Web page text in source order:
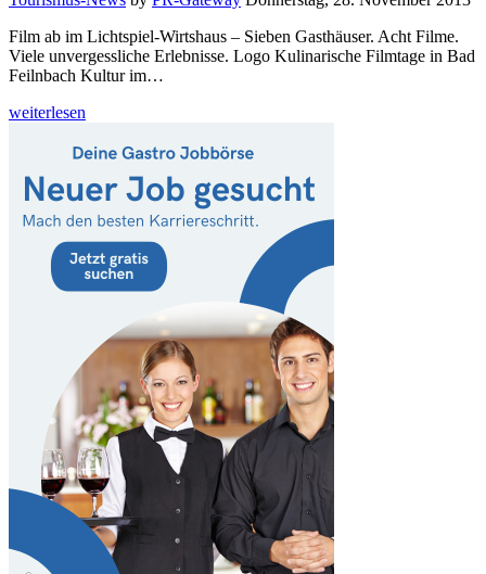
Film ab im Lichtspiel-Wirtshaus – Sieben Gasthäuser. Acht Filme.
Viele unvergessliche Erlebnisse. Logo Kulinarische Filmtage in Bad
Feilnbach Kultur im…
weiterlesen